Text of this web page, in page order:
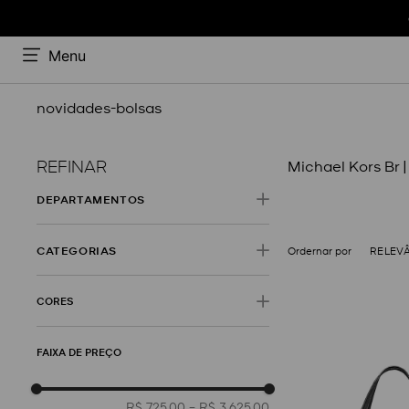
Menu
novidades-bolsas
REFINAR
DEPARTAMENTO
Acessórios
CATEGORIA
Bolsas De Ombro
Bolsas Tote
Mochilas
CORES
Azul
FAIXA DE PREÇO
Michael Kors Br